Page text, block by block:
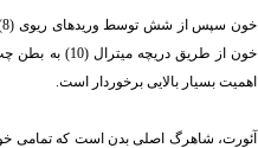
اهمیت بسیار بالایی برخوردار است.
آئورت، شاهرگ اصلی بدن است که تمامی